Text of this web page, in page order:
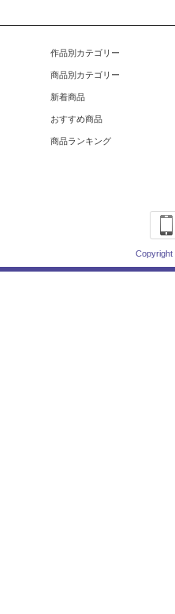
作品別カテゴリー
商品別カテゴリー
新着商品
おすすめ商品
商品ランキング
Copyright